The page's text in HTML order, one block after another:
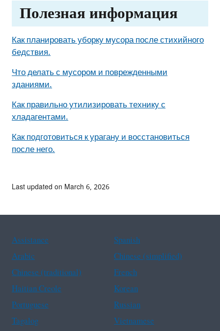
Полезная информация
Как планировать уборку мусора после стихийного
бедствия.
Что делать с мусором и поврежденными
зданиями.
Как правильно утилизировать технику с
хладагентами.
Как подготовиться к урагану и восстановиться
после него.
Last updated on March 6, 2026
Assistance
Spanish
Arabic
Chinese (simplified)
Chinese (traditional)
French
Haitian Creole
Korean
Portuguese
Russian
Tagalog
Vietnamese